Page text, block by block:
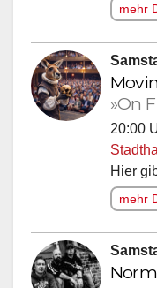
mehr
»On
20:00
Hier
mehr